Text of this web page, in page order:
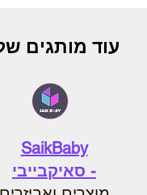
עוד מותגים
SaikBaby
- סאיקבייבי